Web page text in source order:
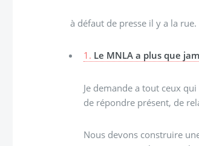
à défaut de presse il y a la
1. Le MNLA a plus que
Je demande a tout ceux
de répondre présent, de
Nous devons construire